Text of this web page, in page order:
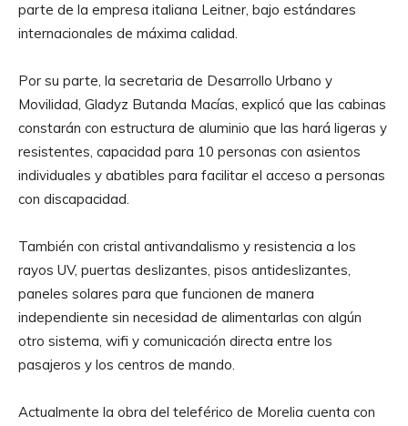
parte de la empresa italiana Leitner, bajo estándares
internacionales de máxima calidad.
Por su parte, la secretaria de Desarrollo Urbano y
Movilidad, Gladyz Butanda Macías, explicó que las cabinas
constarán con estructura de aluminio que las hará ligeras y
resistentes, capacidad para 10 personas con asientos
individuales y abatibles para facilitar el acceso a personas
con discapacidad.
También con cristal antivandalismo y resistencia a los
rayos UV, puertas deslizantes, pisos antideslizantes,
paneles solares para que funcionen de manera
independiente sin necesidad de alimentarlas con algún
otro sistema, wifi y comunicación directa entre los
pasajeros y los centros de mando.
Actualmente la obra del teleférico de Morelia cuenta con